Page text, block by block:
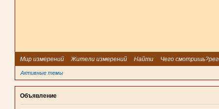
Мир измерений Жители измерений Найти Чего
Активные темы
Объявление